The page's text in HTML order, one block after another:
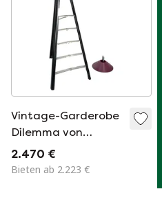
Vintage-Garderobe
Dilemma von
Giancarlo Piretti für
Castilia, 1984
2.470 €
Bieten ab 2.223 €